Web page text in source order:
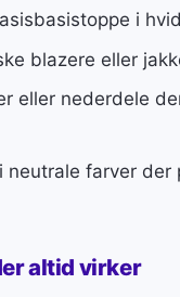
i
blazere eller
eller nederdele
neutrale farver der
altid virker